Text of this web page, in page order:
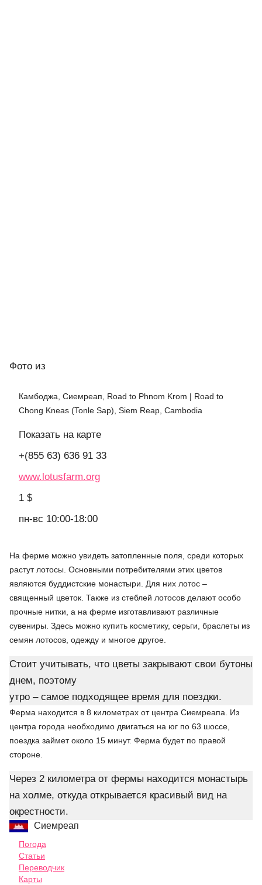
Фото из
Камбоджа, Сиемреап, Road to Phnom Krom | Road to
Chong Kneas (Tonle Sap), Siem Reap, Cambodia
Показать на карте
+(855 63) 636 91 33
www.lotusfarm.org
1 $
пн-вс 10:00-18:00
На ферме можно увидеть затопленные поля, среди которых
растут лотосы. Основными потребителями этих цветов
являются буддистские монастыри. Для них лотос –
священный цветок. Также из стеблей лотосов делают особо
прочные нитки, а на ферме изготавливают различные
сувениры. Здесь можно купить косметику, серьги, браслеты из
семян лотосов, одежду и многое другое.
Стоит учитывать, что цветы закрывают свои бутоны
днем, поэтому
утро – самое подходящее время для поездки.
Ферма находится в 8 километрах от центра Сиемреапа. Из
центра города необходимо двигаться на юг по 63 шоссе,
поездка займет около 15 минут. Ферма будет по правой
стороне.
Через 2 километра от фермы находится монастырь
на холме, откуда открывается красивый вид на
окрестности.
Сиемреап
Погода
Статьи
Переводчик
Карты